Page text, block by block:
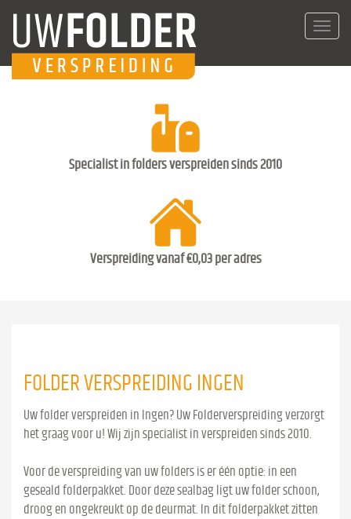
Specialist in folders verspreiden sinds 2010
Verspreiding vanaf €0,03 per adres
FOLDER VERSPREIDING INGEN
Uw folder verspreiden in Ingen? Uw Folderverspreiding verzorgt
het graag voor u! Wij zijn specialist in verspreiden sinds 2010.
Voor de verspreiding van uw folders is er één optie: in een
geseald folderpakket. Door deze sealbag ligt uw folder schoon,
droog en ongekreukt op de deurmat. In dit folderpakket zitten